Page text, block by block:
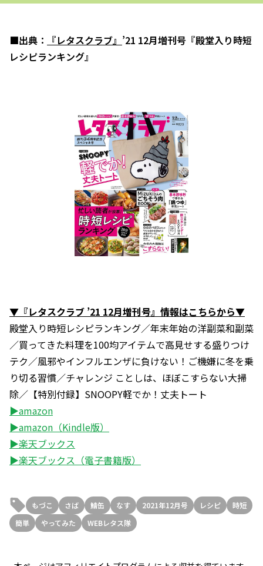
■出典： 『レタスクラブ』 ’21 12月増刊号『殿堂入り時短
レシピランキング』
▼『レタスクラブ ’21 12月増刊号』情報はこちらから▼
殿堂入り時短レシピランキング／年末年始の洋副菜和副菜
／買ってきた料理を100均アイテムで高見せする盛りつけ
テク／風邪やインフルエンザに負けない！ご機嫌に冬を乗
り切る習慣／チャレンジ ことしは、ほぼこすらない大掃
除／【特別付録】SNOOPY軽でか！丈夫トート
▶amazon
▶amazon（Kindle版）
▶楽天ブックス
▶楽天ブックス（電子書籍版）
もづこ さば 鯖缶 なす 2021年12月号 レシピ
時短
簡単
やってみた WEBレタス隊